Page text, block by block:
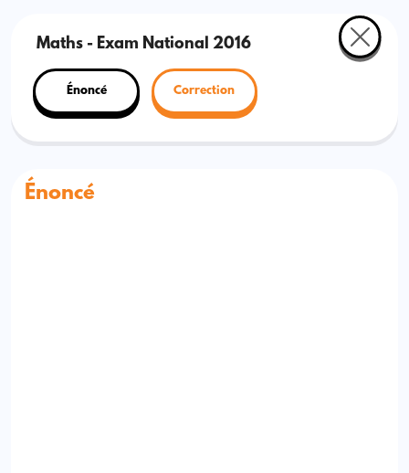
Maths - Exam National 2016
Énoncé Correction
Énoncé